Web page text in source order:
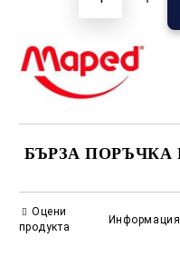
БЪРЗА ПОРЪЧКА
Оцени
продукта
Информация